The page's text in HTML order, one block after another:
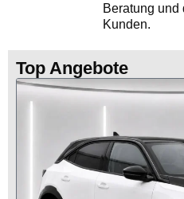
Beratung und
Kunden.
Top Angebote